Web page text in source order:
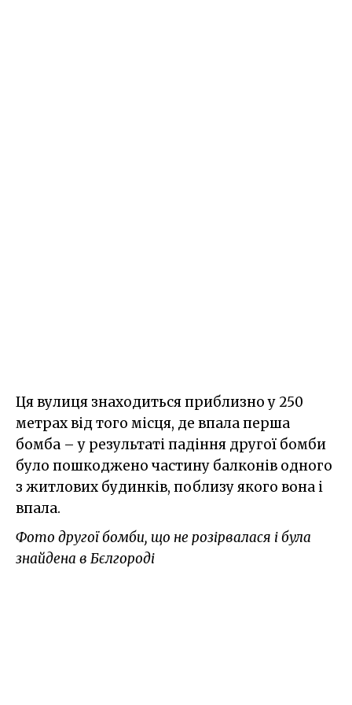
Ця вулиця знаходиться приблизно у 250
метрах від того місця, де впала перша
бомба – у результаті падіння другої бомби
було пошкоджено частину балконів одного
з житлових будинків, поблизу якого вона і
впала.
Фото другої бомби, що не розірвалася і була
знайдена в Бєлгороді